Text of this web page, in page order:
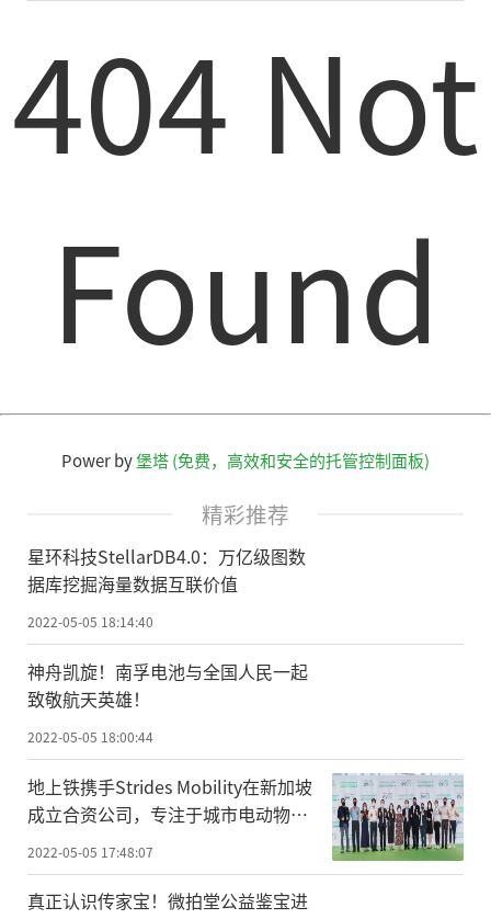
404 Not
Found
Power by堡塔 (免费，高效和安全的托管控制面板)
精彩推荐
星环科技StellarDB4.0：万亿级图数
据库挖掘海量数据互联价值
2022-05-05 18:14:40
神舟凯旋！南孚电池与全国人民一起
致敬航天英雄！
2022-05-05 18:00:44
地上铁携手Strides Mobility在新加坡
成立合资公司，专注于城市电动物流
2022-05-05 17:48:07
真正认识传家宝！微拍堂公益鉴宝进